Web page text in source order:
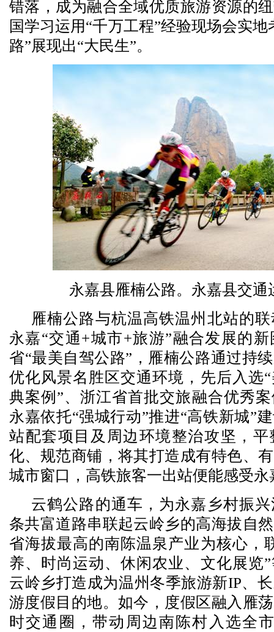
错落，成为融合全域优质旅游资源的
国学习运用“千万工程”经验现场会实
路”展现出“大民生”。
永嘉县雁楠公路。永嘉县交通
雁楠公路与杭温高铁温州北站的
永嘉“交通+城市+旅游”融合发展的
省“最美自驾公路”，雁楠公路通过持
优化风景名胜区交通环境，先后入选
典案例”、浙江省首批交旅融合优秀
永嘉依托“强城行动”推进“高铁新城”
站配套项目及周边环境整治攻坚，
化、规范商铺，将其打造成有特色、
城市窗口，高铁旅客一出站便能感受
云鹤公路的通车，为永嘉乡村振
条共富道路串联起云岭乡的高海拔自
省海拔最高的南陈温泉产业为核心，
养、时尚运动、休闲农业、文化展览
云岭乡打造成为温州冬季旅游新IP、
游度假目的地。如今，度假区融入雁
时交通圈，带动周边南陈村入选全